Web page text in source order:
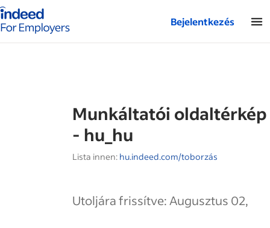
Indeed munkáltatói kezdőlapja
Bejelentkezés
Munkáltatói oldaltérkép
- hu_hu
Lista innen: hu.indeed.com/toborzás
Utoljára frissítve: Augusztus 02,